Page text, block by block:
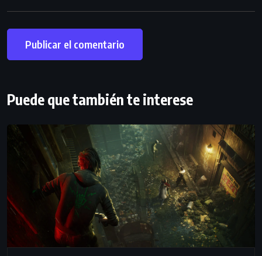
Puede que también te interese